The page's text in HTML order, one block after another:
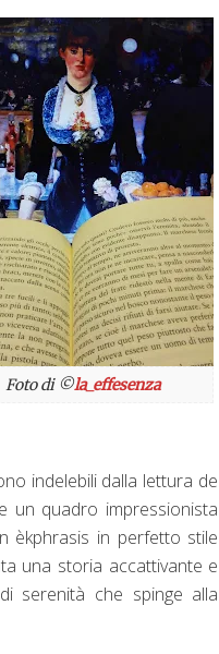
Foto di ©la_effesenza
indelebili dalla lettura de
un quadro impressionista
èkphrasis in perfetto stile
una storia accattivante e
serenità che spinge alla